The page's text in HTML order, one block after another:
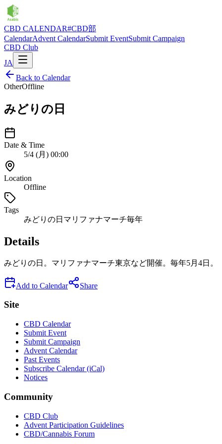
CBD CALENDAR#CBD部
CalendarAdvent CalendarSubmit EventSubmit Campaign
CBD Club
JA
Back to Calendar
OtherOffline
みどりの日
Date & Time
5/4 (月) 00:00
Location
Offline
Tags
みどりの日 マリファナマーチ毎年
Details
みどりの日。マリファナマーチ東京など開催。毎年5月4日。
Add to Calendar Share
Site
CBD Calendar
Submit Event
Submit Campaign
Advent Calendar
Past Events
Subscribe Calendar (iCal)
Notices
Community
CBD Club
Advent Participation Guidelines
CBD/Cannabis Forum